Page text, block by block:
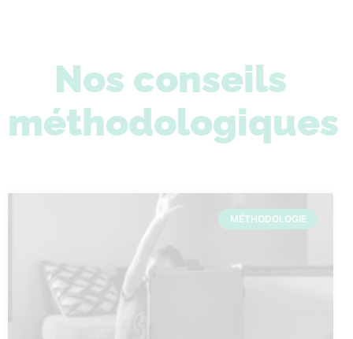
Nos conseils
méthodologiques
MÉTHODOLOGIE